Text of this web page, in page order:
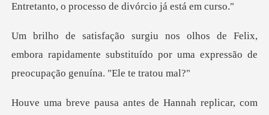
Entretanto, o pr
x,
embora rapidamente substituído por uma expres
replicar, com